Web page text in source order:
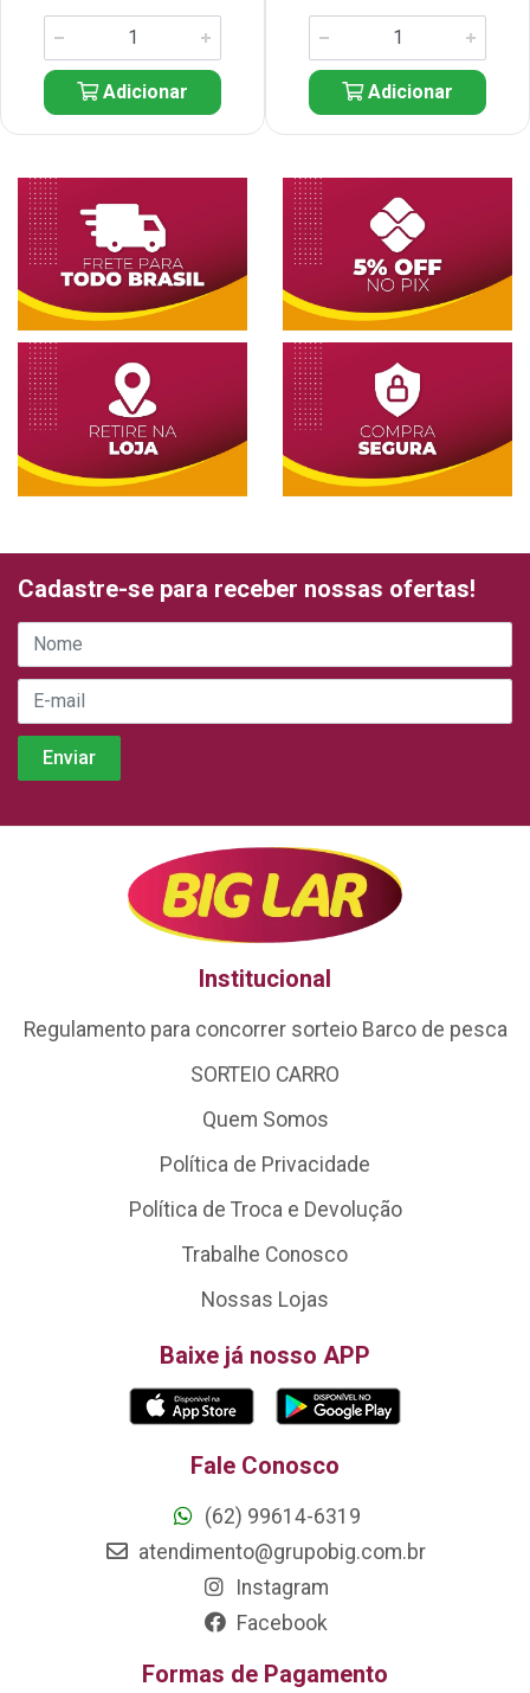
Adicionar Adicionar
Cadastre-se para receber nossas ofertas!
Institucional
Regulamento para concorrer sorteio Barco de pesca
SORTEIO CARRO
Quem Somos
Política de Privacidade
Política de Troca e Devolução
Trabalhe Conosco
Nossas Lojas
Baixe já nosso APP
Fale Conosco
(62) 99614-6319
atendimento@grupobig.com.br
Instagram
Facebook
Formas de Pagamento